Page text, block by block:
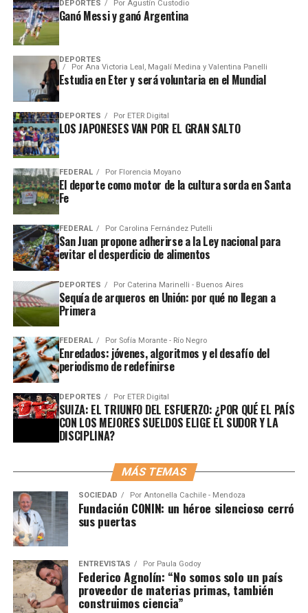
DEPORTES Por Agustín Custodio
Ganó Messi y ganó Argentina
DEPORTES
Por Ana Victoria Leal, Magalí Medina y Valentina Panelli
Estudia en Eter y será voluntaria en el Mundial
DEPORTES Por ETER Digital
LOS JAPONESES VAN POR EL GRAN SALTO
FEDERAL Por Florencia Moyano
El deporte como motor de la cultura sorda en Santa
Fe
FEDERAL Por Carolina Fernández Putelli
San Juan propone adherirse a la Ley nacional para
evitar el desperdicio de alimentos
DEPORTES Por Caterina Marinelli - Buenos Aires
Sequía de arqueros en Unión: por qué no llegan a
Primera
FEDERAL Por Sofía Morante - Río Negro
Enredados: jóvenes, algoritmos y el desafío del
periodismo de redefinirse
DEPORTES Por ETER Digital
SUIZA: EL TRIUNFO DEL ESFUERZO: ¿POR QUÉ EL PAÍS
CON LOS MEJORES SUELDOS ELIGE EL SUDOR Y LA
DISCIPLINA?
MÁS TEMAS
SOCIEDAD Por Antonella Cachile - Mendoza
Fundación CONIN: un héroe silencioso cerró
sus puertas
ENTREVISTAS Por Paula Godoy
Federico Agnolín: “No somos solo un país
proveedor de materias primas, también
construimos ciencia”